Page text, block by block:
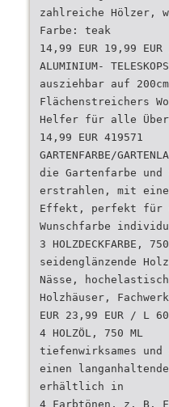
zahlreiche Hölzer,
Farbe: teak
14,99 EUR 19,99
ALUMINIUM-
ausziehbar auf
Flächenstreichers
Helfer für alle
14,99 EUR 419571
GARTENFARBE/
die Gartenfarbe
erstrahlen, mit
Effekt, perfekt für
Wunschfarbe
3 HOLZDECKFARBE,
seidenglänzende
Nässe,
Holzhäuser,
EUR 23,99 EUR / L
4 HOLZÖL, 750 ML
tiefenwirksames
einen
erhältlich in
4 Farbtönen, z. B.